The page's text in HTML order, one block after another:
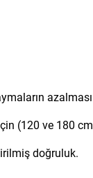
(120 ve 180
doğruluk.